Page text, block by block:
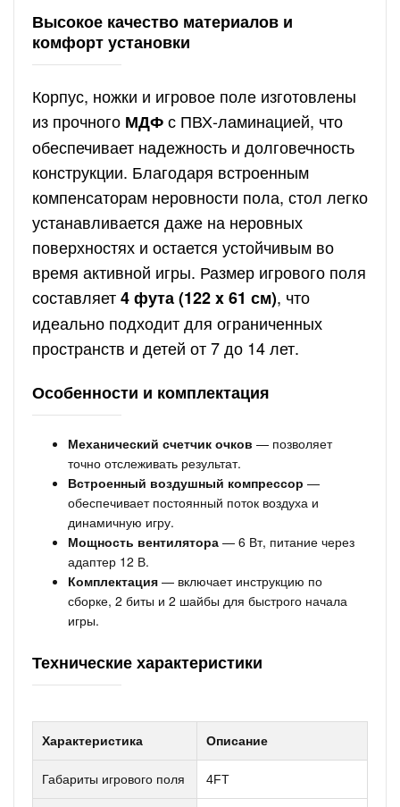
Высокое качество материалов и
комфорт установки
Корпус, ножки и игровое поле изготовлены
из прочного МДФс ПВХ-ламинацией, что
обеспечивает надежность и долговечность
конструкции. Благодаря встроенным
компенсаторам неровности пола, стол легко
устанавливается даже на неровных
поверхностях и остается устойчивым во
время активной игры. Размер игрового поля
составляет4 фута (122 x 61 см), что
идеально подходит для ограниченных
пространств и детей от 7 до 14 лет.
Особенности и комплектация
Механический счетчик очков — позволяет
точно отслеживать результат.
Встроенный воздушный компрессор —
обеспечивает постоянный поток воздуха и
динамичную игру.
Мощность вентилятора — 6 Вт, питание через
адаптер 12 В.
Комплектация — включает инструкцию по
сборке, 2 биты и 2 шайбы для быстрого начала
игры.
Технические характеристики
Характеристика Описание
Габариты игрового поля 4FT